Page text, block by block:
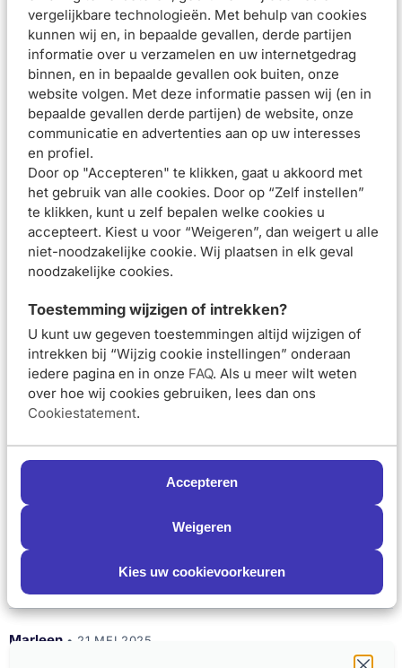
vergelijkbare technologieën. Met behulp van cookies
kunnen wij en, in bepaalde gevallen, derde partijen
informatie over u verzamelen en uw internetgedrag
binnen, en in bepaalde gevallen ook buiten, onze
website volgen. Met deze informatie passen wij (en in
bepaalde gevallen derde partijen) de website, onze
communicatie en advertenties aan op uw interesses
en profiel.
Door op "Accepteren" te klikken, gaat u akkoord met
het gebruik van alle cookies. Door op “Zelf instellen”
te klikken, kunt u zelf bepalen welke cookies u
accepteert. Kiest u voor “Weigeren”, dan weigert u alle
niet-noodzakelijke cookie. Wij plaatsen in elk geval
noodzakelijke cookies.
Toestemming wijzigen of intrekken?
U kunt uw gegeven toestemmingen altijd wijzigen of
intrekken bij “Wijzig cookie instellingen” onderaan
iedere pagina en in onze FAQ. Als u meer wilt weten
over hoe wij cookies gebruiken, lees dan ons
Cookiestatement.
Accepteren
Weigeren
Kies uw cookievoorkeuren
rincer immédiatement et abondamment
Beoordelingen (8 )
Meest recente reviews
Steffanie • 11 DEC. 2025
Beoordeling:
De crème is heel fijn en een goede combinatie met mijn
Meroda foundation. Ik heb het idee dat mijn huid ervan
opknapt en blijf het dus gebruiken. De prijs is ook mooi en
een van de weinige dagcrèmes met factor 50.
13 JUL. 2025
Dit is een van de weinige zonnebrandcrèmes die mijn huid
echt kan verdragen. Ik heb een acne-gevoelige huid die
snel geirriteerd reageert op parfums en toegevoegde
stoffen. Deze creme had de dermatoloog mij aanbevolen en
ik gebruik hem graag. Hij lijkt in het begin wit uit te slaan,
maar zodra het ingetrokken is is hij zo goed als onzichtbaar.
Ingrid
Fijne neutrale dagcrème met SPF50. Mijn gevoelige huid
reageert er goed op.
Marleen • 21 MEI 2025